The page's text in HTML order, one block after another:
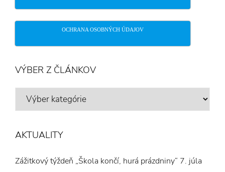
OCHRANA OSOBNÝCH ÚDAJOV
VÝBER Z ČLÁNKOV
VÝBER
AKTUALITY
Zážitkový týždeň „Škola končí, hurá prázdniny“ 7. júla